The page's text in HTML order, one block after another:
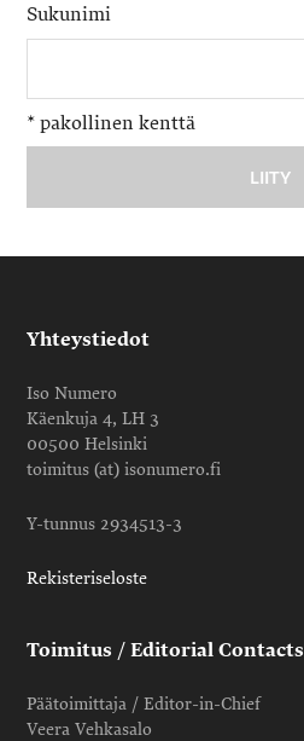
Sukunimi
* pakollinen kenttä
Yhteystiedot
Iso Numero
Käenkuja 4, LH 3
00500 Helsinki
toimitus (at) isonumero.fi
Y-tunnus 2934513-3
Rekisteriseloste
Toimitus / Editorial Contacts
Päätoimittaja / Editor-in-Chief
Veera Vehkasalo